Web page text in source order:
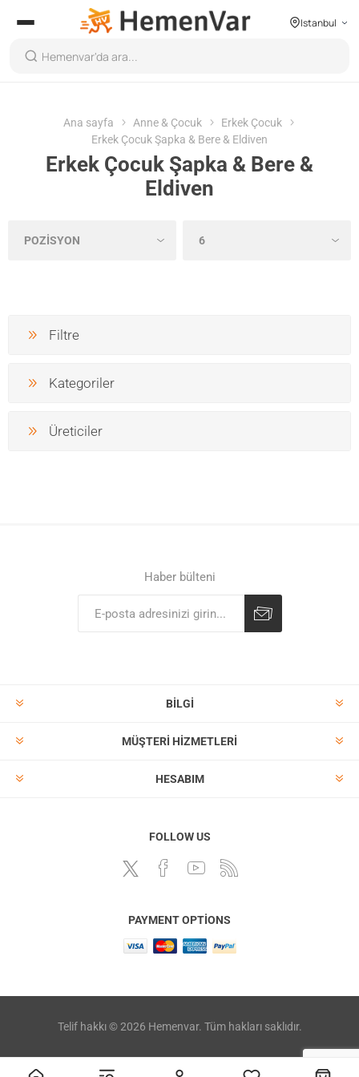
Istanbul
Ana sayfa Anne & Çocuk
Erkek Çocuk
Erkek Çocuk Şapka & Bere & Eldiven
Erkek Çocuk Şapka & Bere &
Eldiven
Filtre
Kategoriler
Üreticiler
Haber bülteni
BILGI
MÜŞTERI HIZMETLERI
HESABIM
FOLLOW US
PAYMENT OPTIONS
Telif hakkı © 2026 Hemenvar. Tüm hakları saklıdır.